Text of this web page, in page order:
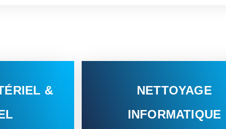
&
NETTOYAGE
INFORMATIQUE